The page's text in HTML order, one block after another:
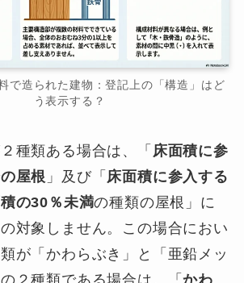
で造られた建物：登記上の「構造」はど
う表示する？
種類ある場合は、「 床面積に参
屋根 」及び「 床面積に参入する
の30％未満の種類の屋根」に
対象しません。この場合におい
が「かわらぶき」と「亜鉛メッ
２種類である場合は、「かわ